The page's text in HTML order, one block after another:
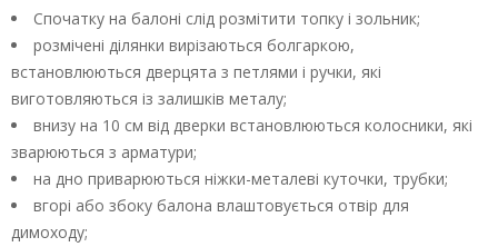
Спочатку на балоні слід розмітити топку і зольник;
розмічені ділянки вирізаються болгаркою,
встановлюються дверцята з петлями і ручки, які
виготовляються із залишків металу;
внизу на 10 см від дверки встановлюються колосники, які
зварюються з арматури;
на дно приварюються ніжки-металеві куточки, трубки;
вгорі або збоку балона влаштовується отвір для
димоходу;